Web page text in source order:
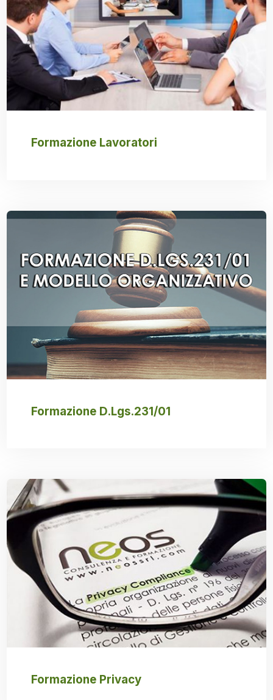
Formazione Lavoratori
Formazione D.Lgs.231/01
Formazione Privacy